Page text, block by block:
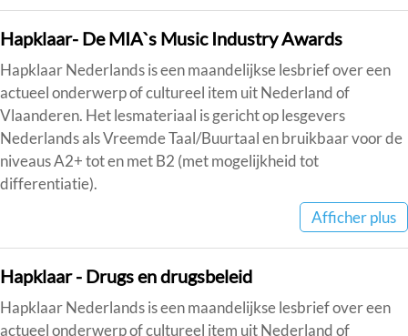
Hapklaar- De MIA`s Music Industry Awards
Hapklaar Nederlands is een maandelijkse lesbrief over een
actueel onderwerp of cultureel item uit Nederland of
Vlaanderen. Het lesmateriaal is gericht op lesgevers
Nederlands als Vreemde Taal/Buurtaal en bruikbaar voor de
niveaus A2+ tot en met B2 (met mogelijkheid tot
differentiatie).
Afficher plus
Hapklaar - Drugs en drugsbeleid
Hapklaar Nederlands is een maandelijkse lesbrief over een
actueel onderwerp of cultureel item uit Nederland of